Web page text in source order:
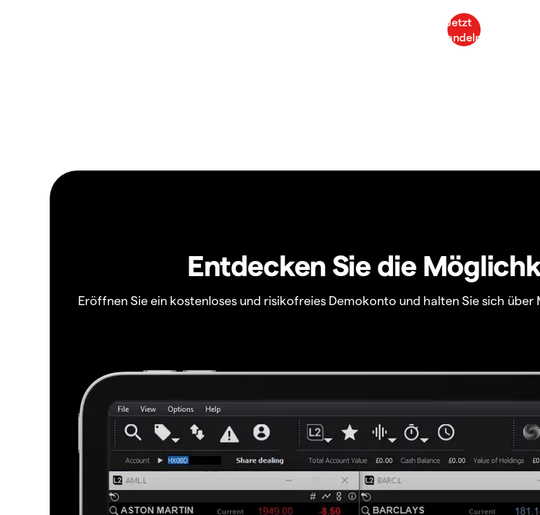
Entdecken Sie die
Eröffnen Sie ein kostenloses und risikofreies Demokonto und halten Sie sich